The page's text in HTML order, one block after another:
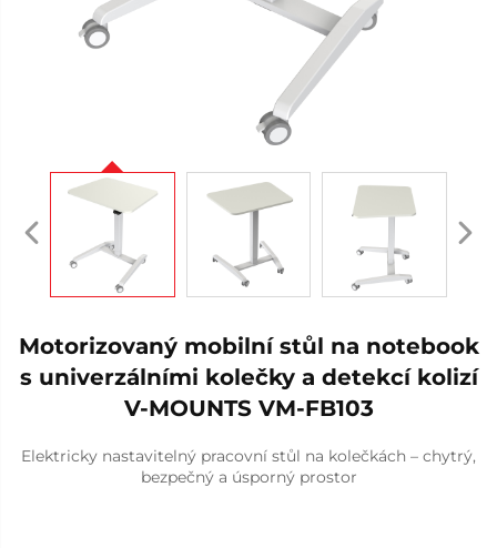
Motorizovaný mobilní stůl na notebook
s univerzálními kolečky a detekcí kolizí
V-MOUNTS VM-FB103
Elektricky nastavitelný pracovní stůl na kolečkách – chytrý,
bezpečný a úsporný prostor